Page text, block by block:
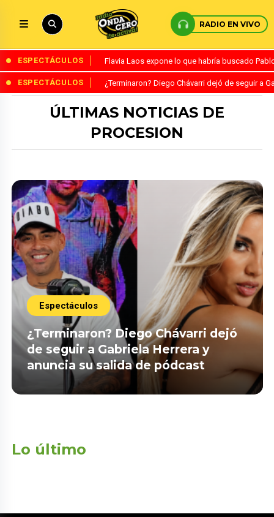
RADIO EN VIVO
ESPECTÁCULOS Flavia Laos expone lo que habría buscado
ESPECTÁCULOS ¿Terminaron? Diego Chávarri dejó de seguir a
ÚLTIMAS NOTICIAS DE
PROCESION
Espectáculos
¿Terminaron? Diego Chávarri dejó
de seguir a Gabriela Herrera y
anuncia su salida de pódcast
Lo último